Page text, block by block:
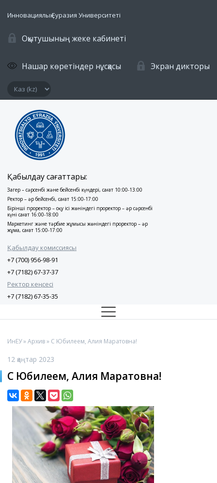
Инновациялық Еуразия Университеті
Оқытушының жеке кабинеті
Нашар көретіндер нұсқасы Экран дикторы
Қабылдау сағаттары:
Заңгер – сәрсенбі және бейсенбі күндері, сағат 10:00-13:00
Ректор – әр бейсенбі, сағат 15:00-17:00
Бірінші проректор – оқу ісі жөніндегі проректор – әр сәрсенбі
күні сағат 16:00-18:00
Маркетинг және тәрбие жұмысы жөніндегі проректор – әр
жұма, сағат 15:00-17:00
Қабылдау комиссиясы
+7 (700) 956-98-91
+7 (7182) 67-37-37
Ректор кеңсесі
+7 (7182) 67-35-35
ИнЕУ»Архив» С Юбилеем, Алия Маратовна!
12 қаңтар 2023
С Юбилеем, Алия Маратовна!